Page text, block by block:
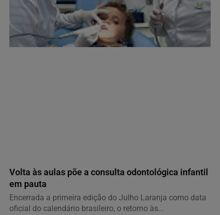
Volta às aulas põe a consulta odontológica infantil
em pauta
Encerrada a primeira edição do Julho Laranja como data
oficial do calendário brasileiro, o retorno às...